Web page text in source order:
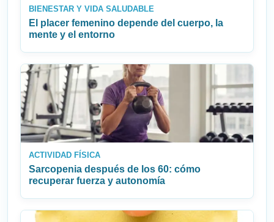
BIENESTAR Y VIDA SALUDABLE
El placer femenino depende del cuerpo, la
mente y el entorno
ACTIVIDAD FÍSICA
Sarcopenia después de los 60: cómo
recuperar fuerza y autonomía